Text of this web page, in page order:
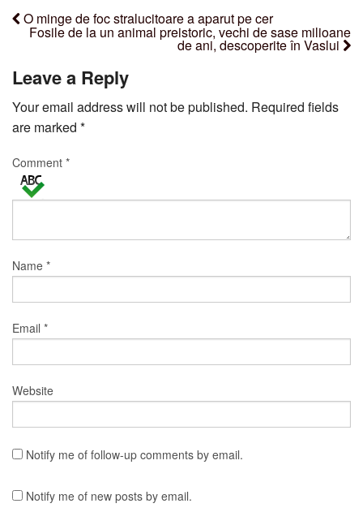
O minge de foc stralucitoare a aparut pe cer
Fosile de la un animal preistoric, vechi de sase milioane
de ani, descoperite în Vaslui
Leave a Reply
Your email address will not be published. Required fields
are marked *
Comment *
Name *
Email *
Website
Notify me of follow-up comments by email.
Notify me of new posts by email.